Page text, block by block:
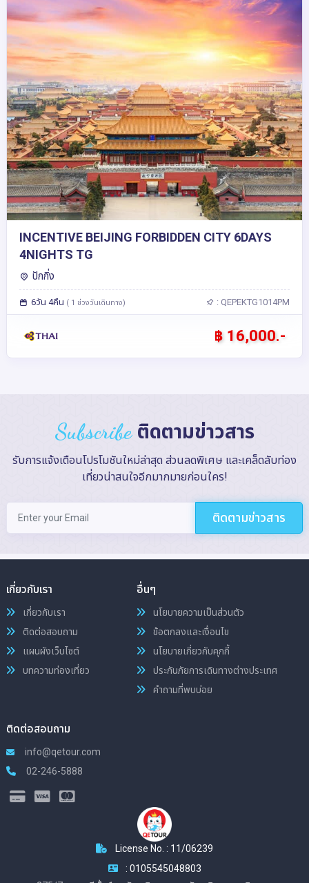
INCENTIVE BEIJING FORBIDDEN CITY 6DAYS
4NIGHTS TG
ปักกิ่ง
6วัน 4คืน ( 1 ช่วงวันเดินทาง) : QEPEKTG1014PM
฿ 16,000.-
Subscribe ติดตามข่าวสาร
รับการแจ้งเตือนโปรโมชันใหม่ล่าสุด ส่วนลดพิเศษ และเคล็ดลับท่อง
เที่ยวน่าสนใจอีกมากมายก่อนใคร!
ติดตามข่าวสาร
เกี่ยวกับเรา
เกี่ยวกับเรา
ติดต่อสอบถาม
แผนผังเว็บไซต์
บทความท่องเที่ยว
อื่นๆ
นโยบายความเป็นส่วนตัว
ข้อตกลงและเงื่อนไข
นโยบายเกี่ยวกับคุกกี้
ประกันภัยการเดินทางต่างประเทศ
คำถามที่พบบ่อย
ติดต่อสอบถาม
info@qetour.com
02-246-5888
License No. : 11/06239
: 0105545048803